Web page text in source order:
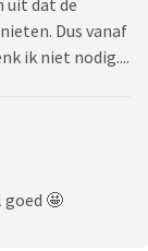
uit dat de
Dus vanaf
ik niet nodig....
goed 🤩